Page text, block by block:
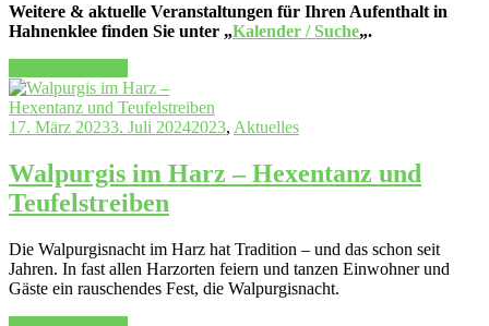
Weitere & aktuelle Veranstaltungen für Ihren Aufenthalt in
Hahnenklee finden Sie unter „Kalender / Suche„.
2023
–
Wir
uns
auf
Sie“
17. März 20233. Juli 20242023, Aktuelles
Walpurgis im Harz – Hexentanz und
Teufelstreiben
Die Walpurgisnacht im Harz hat Tradition – und das schon seit
Jahren. In fast allen Harzorten feiern und tanzen Einwohner und
Gäste ein rauschendes Fest, die Walpurgisnacht.